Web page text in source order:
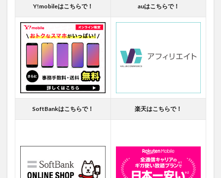
Y!mobileはこちらで！ auはこちらで！
SoftBankはこちらで！ 楽天はこちらで！